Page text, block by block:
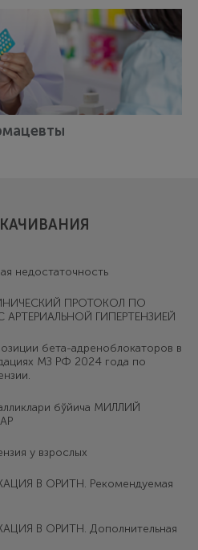
недостаточность
ПРОТОКОЛ ПО
ГИПЕРТЕНЗИЕЙ
бета-адреноблокаторов в
МЗ РФ 2024 года по
бўйича МИЛЛИЙ
у взрослых
В ОРИТН. Рекомендуемая
В ОРИТН. Дополнительная